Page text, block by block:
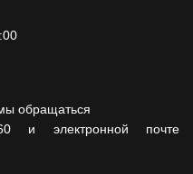
обращаться
и электронной почте